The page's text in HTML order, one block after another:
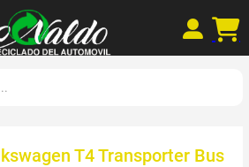
T4 Transporter Bus